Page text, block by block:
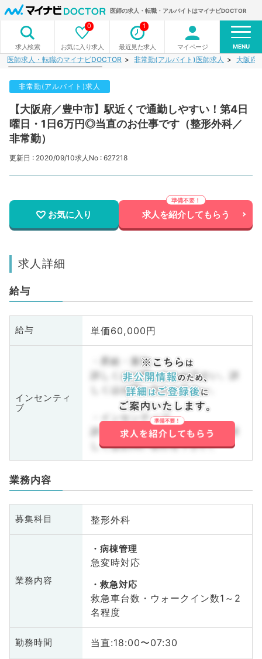
医師の求人・転職・アルバイトはマイナビDOCTOR
求人検索 お気に入り求人
0
最近見た求人
1
マイページ MENU
医師求人・転職のマイナビDOCTOR 非常勤(アルバイト)医師求人 大阪府
非常勤(アルバイト)求人
【大阪府／豊中市】駅近くで通勤しやすい！第4日
曜日・1日6万円◎当直のお仕事です（整形外科／
非常勤）
更新日 : 2020/09/10求人No : 627218
お気に入り 求人を紹介してもらう
求人詳細
給与
給与 単価60,000円
インセンティ
ブ
・昇給・賞与
詳しくはお問い合わせ下さい。詳
しくはお問い合わせ下さい。
・インセンティブ
詳しくはお問い合わせ下さい。詳
しくはお問い合わせ下さい。
業務内容
募集科目 整形外科
業務内容
病棟管理
急変時対応
救急対応
救急車台数・ウォークイン数1～2
名程度
勤務時間 当直:18:00〜07:30